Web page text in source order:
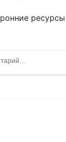
ресурсы